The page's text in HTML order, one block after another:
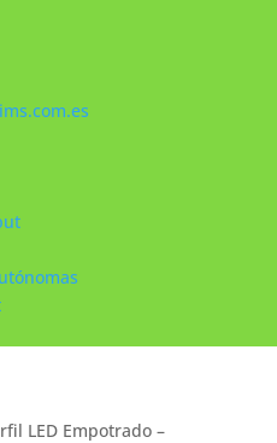
LED Empotrado –